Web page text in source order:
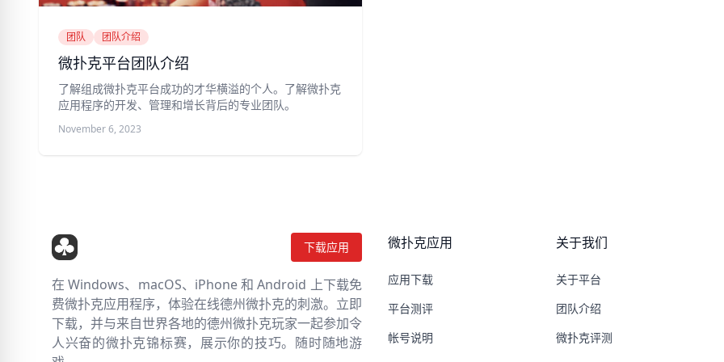
团队 团队介绍
微扑克平台团队介绍
了解组成微扑克平台成功的才华横溢的个人。了解微扑克
应用程序的开发、管理和增长背后的专业团队。
November 6, 2023
下载应用
在 Windows、macOS、iPhone 和 Android 上下载免
费微扑克应用程序，体验在线德州微扑克的刺激。立即
下载，并与来自世界各地的德州微扑克玩家一起参加令
人兴奋的微扑克锦标赛，展示你的技巧。随时随地游
微扑克应用
应用下载
平台测评
帐号说明
关于我们
关于平台
团队介绍
微扑克评测